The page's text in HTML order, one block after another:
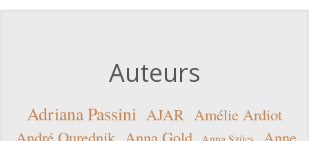
Auteurs
Adriana Passini AJAR Amélie Ardiot